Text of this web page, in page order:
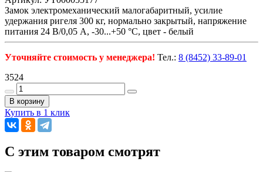
Замок электромеханический малогабаритный, усилие
удержания ригеля 300 кг, нормально закрытый, напряжение
питания 24 В/0,05 А, -30...+50 °С, цвет - белый
Уточняйте стоимость у менеджера! Тел.: 8 (8452) 33-89-01
3524
В корзину
Купить в 1 клик
C этим товаром смотрят